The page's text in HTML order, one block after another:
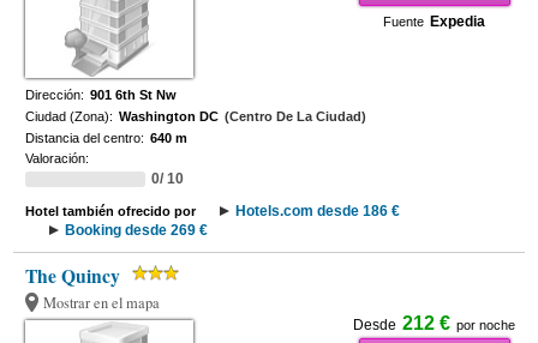
Fuente Expedia
Dirección: 901 6th St Nw
Ciudad (Zona): Washington DC (Centro De La Ciudad)
Distancia del centro: 640 m
Valoración:
0/ 10
Hotel también ofrecido por
Hotels.com desde 186 €
Booking desde 269 €
The Quincy
Mostrar en el mapa
Desde 212 € por noche